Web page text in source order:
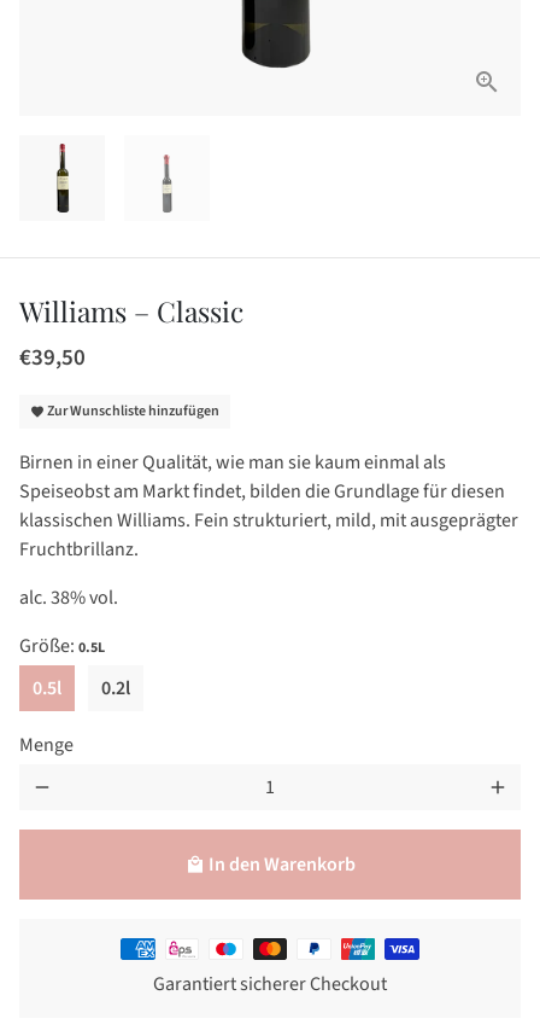
Williams – Classic
€39,50
favorite Zur Wunschliste hinzufügen
Birnen in einer Qualität, wie man sie kaum einmal als
Speiseobst am Markt findet, bilden die Grundlage für diesen
klassischen Williams. Fein strukturiert, mild, mit ausgeprägter
Fruchtbrillanz.
alc. 38% vol.
Größe: 0.5L
0.5l 0.2l
Menge
remove add
local_mall In den Warenkorb
Garantiert sicherer Checkout
Zahlungsmethoden